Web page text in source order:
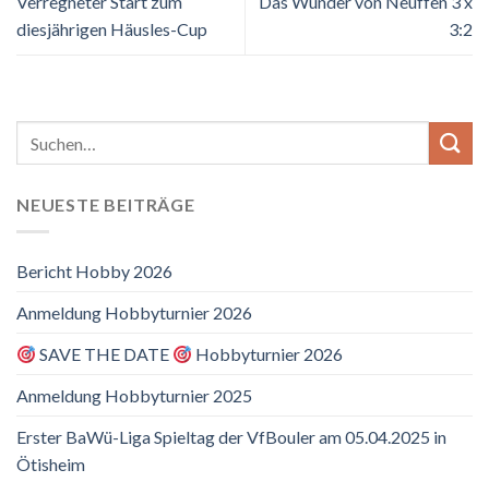
diesjährigen Häusles-Cup
3:2
NEUESTE BEITRÄGE
Bericht Hobby 2026
Anmeldung Hobbyturnier 2026
SAVE THE DATE
Hobbyturnier 2026
Anmeldung Hobbyturnier 2025
Erster BaWü-Liga Spieltag der VfBouler am 05.04.2025 in
Ötisheim